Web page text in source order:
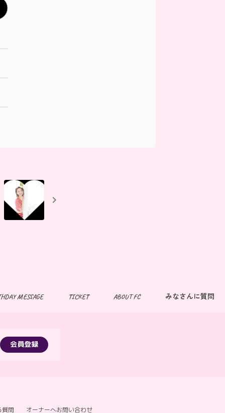
MESSAGE TICKET ABOUT FC みなさんに質問
会員登録
質問 オーナーへお問い合わせ